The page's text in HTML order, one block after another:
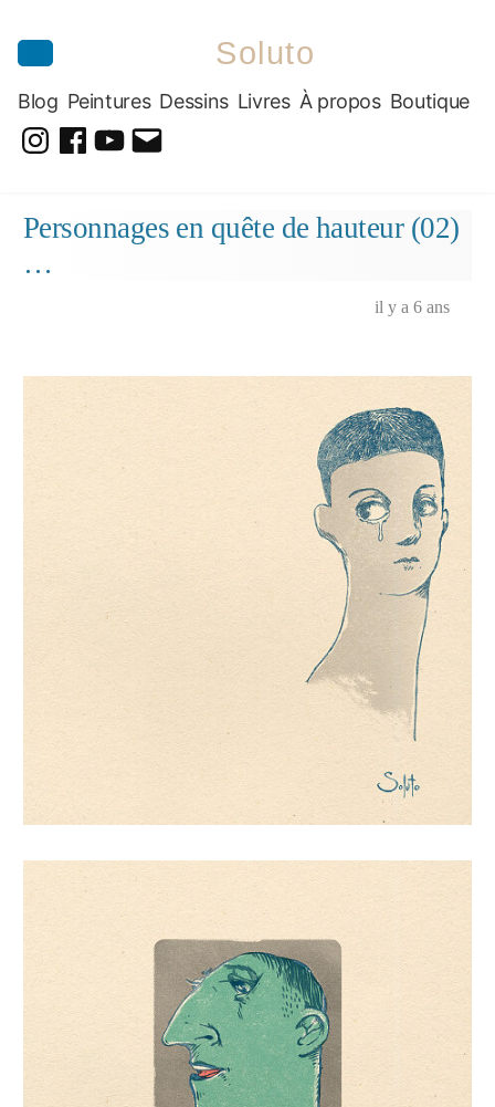
Soluto
Blog Peintures Dessins Livres À propos Boutique
Dessins
contenu
Personnages en quête de hauteur (02)
…
il y a 6 ans